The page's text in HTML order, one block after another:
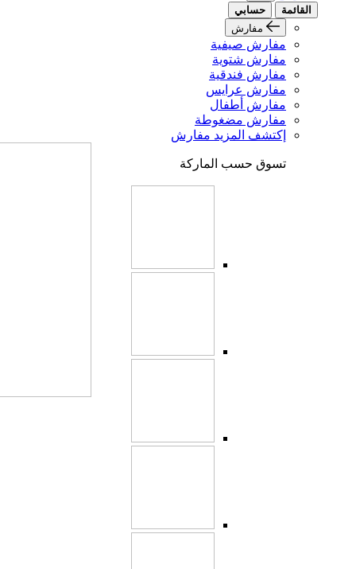
القائمة
حسابي
مفارش
مفارش صيفية
مفارش شتوية
مفارش فندقية
مفارش عرايس
مفارش أطفال
مفارش مضغوطة
إكتشف المزيد مفارش
تسوق حسب الماركة